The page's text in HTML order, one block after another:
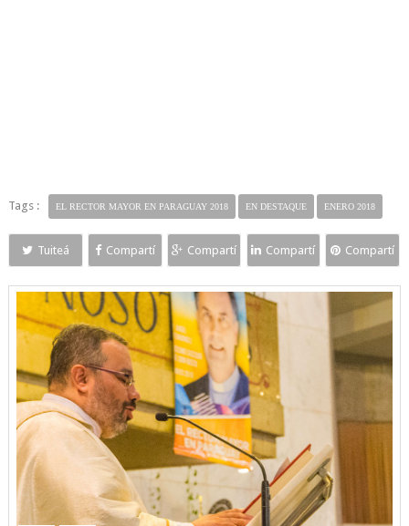
Tags : EL RECTOR MAYOR EN PARAGUAY 2018 EN DESTAQUE ENERO 2018
Tuiteá Compartí Compartí Compartí Compartí